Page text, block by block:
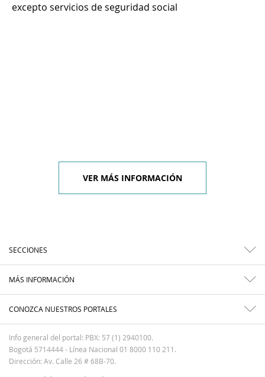
excepto servicios de seguridad social
VER MÁS INFORMACIÓN
SECCIONES
MÁS INFORMACIÓN
CONOZCA NUESTROS PORTALES
Info general del portal: PBX: 57 (1) 2940100.
Bogotá 5714444 - Línea Nacional 01 8000 110 211.
Dirección: Av. Calle 26 # 68B-70.